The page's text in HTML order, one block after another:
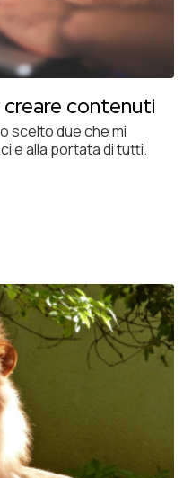
creare contenuti
scelto due che mi
e alla portata di tutti.